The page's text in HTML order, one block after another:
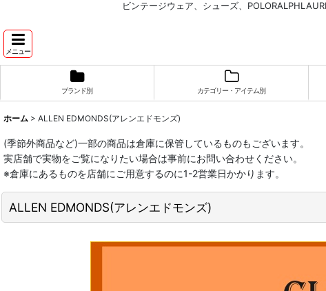
ビンテージウェア、シューズ、
メニュー
ブランド別 カテゴリー・アイテム別
ホーム > ALLEN EDMONDS(アレンエドモンズ)
(季節外商品など)一部の商品は倉庫に保管しているものもございます。
実店舗で実物をご覧になりたい場合は事前にお問い合わせください。
※倉庫にあるものを店舗にご用意するのに1-2営業日かかります。
ALLEN EDMONDS(アレンエドモンズ)